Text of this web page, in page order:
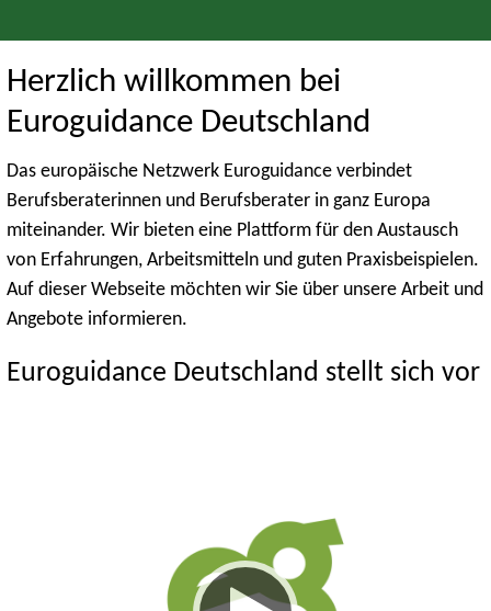
Herzlich willkommen bei
Euroguidance Deutschland
Das europäische Netzwerk Euroguidance verbindet
Berufsberaterinnen und Berufsberater in ganz Europa
miteinander. Wir bieten eine Plattform für den Austausch
von Erfahrungen, Arbeitsmitteln und guten Praxisbeispielen.
Auf dieser Webseite möchten wir Sie über unsere Arbeit und
Angebote informieren.
Euroguidance Deutschland stellt sich vor